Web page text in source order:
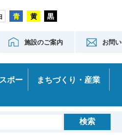
施設のご案内 お問
ポー
まちづくり・産業